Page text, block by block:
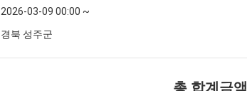
2026-03-09 00:00 ~
경북 성주군
총 합계금액